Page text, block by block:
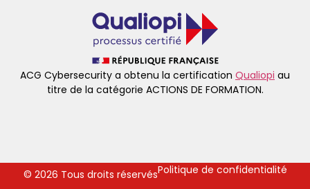
ACG Cybersecurity a obtenu la certification Qualiopi au
titre de la catégorie ACTIONS DE FORMATION.
© 2026 Tous droits réservésPolitique de confidentialité